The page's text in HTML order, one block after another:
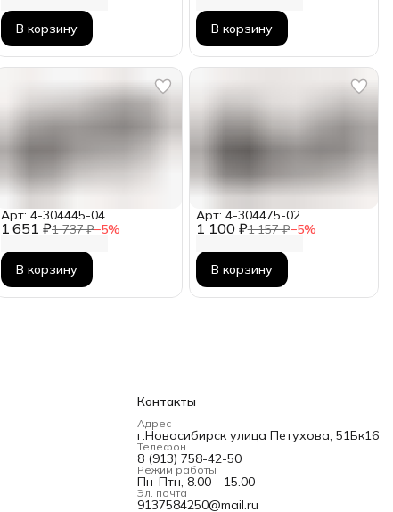
В корзину В корзину
1 651 ₽1 737 ₽−5%
Арт: 4-304445-04
В корзину
1 100 ₽1 157 ₽−5%
Арт: 4-304475-02
В корзину
Контакты
Адрес
г.Новосибирск улица Петухова, 51Бк16
Телефон
8 (913) 758-42-50
Режим работы
Пн-Птн, 8.00 - 15.00
Эл. почта
9137584250@mail.ru